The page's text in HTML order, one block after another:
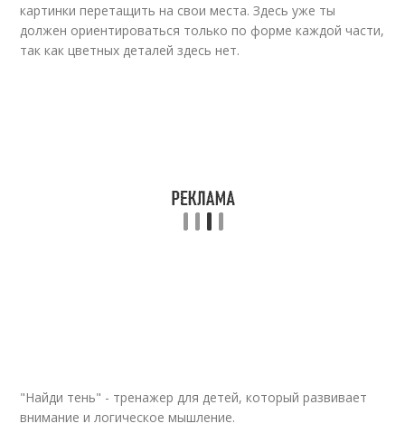
картинки перетащить на свои места. Здесь уже ты
должен ориентироваться только по форме каждой части,
так как цветных деталей здесь нет.
"Найди тень" - тренажер для детей, который развивает
внимание и логическое мышление.